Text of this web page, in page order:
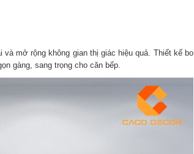
mở rộng không gian thị giác hiệu quả. Thiết kế bo
gàng, sang trọng cho căn bếp.